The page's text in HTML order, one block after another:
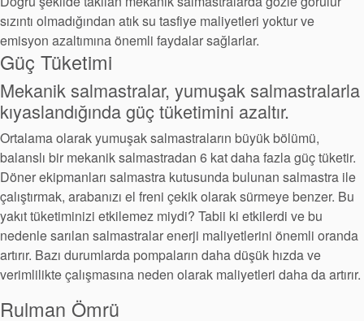
Akademi
Ürün Broşürleri
beyaz bültenler
sızıntı olmadığından atık su tasfiye maliyetleri yoktur ve
emisyon azaltımına önemli faydalar sağlarlar.
Güç Tüketimi
Mekanik salmastralar, yumuşak salmastralarla
kıyaslandığında güç tüketimini azaltır.
Ortalama olarak yumuşak salmastraların büyük bölümü,
balanslı bir mekanik salmastradan 6 kat daha fazla güç tüketir.
Döner ekipmanları salmastra kutusunda bulunan salmastra ile
çalıştırmak, arabanızı el freni çekik olarak sürmeye benzer. Bu
yakıt tüketiminizi etkilemez miydi? Tabii ki etkilerdi ve bu
nedenle sarılan salmastralar enerji maliyetlerini önemli oranda
artırır. Bazı durumlarda pompaların daha düşük hızda ve
verimlilikte çalışmasına neden olarak maliyetleri daha da artırır.
Rulman Ömrü